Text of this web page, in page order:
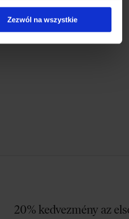
Zezwól na wszystkie
20% kedvezmény az